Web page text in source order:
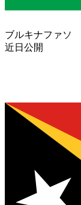
ブルキナファソ
近日公開